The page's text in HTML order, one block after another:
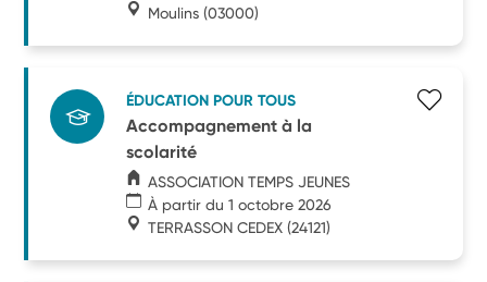
Moulins (03000)
ÉDUCATION POUR TOUS
Accompagnement à la
scolarité
ASSOCIATION TEMPS JEUNES
À partir du 1 octobre 2026
TERRASSON CEDEX (24121)